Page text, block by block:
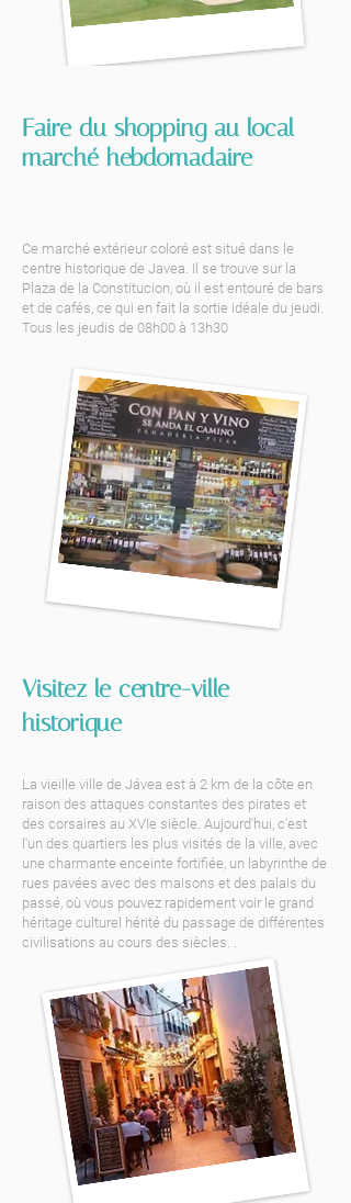
Faire du shopping au local
marché hebdomadaire
Ce marché extérieur coloré est situé dans le
centre historique de Javea. Il se trouve sur la
Plaza de la Constitucion, où il est entouré de bars
et de cafés, ce qui en fait la sortie idéale du jeudi.
Tous les jeudis de 08h00 à 13h30
Visitez le centre-ville
historique
La vieille ville de Jávea est à 2 km de la côte en
raison des attaques constantes des pirates et
des corsaires au XVIe siècle. Aujourd'hui, c'est
l'un des quartiers les plus visités de la ville, avec
une charmante enceinte fortifiée, un labyrinthe de
rues pavées avec des maisons et des palais du
passé, où vous pouvez rapidement voir le grand
héritage culturel hérité du passage de différentes
civilisations au cours des siècles. .